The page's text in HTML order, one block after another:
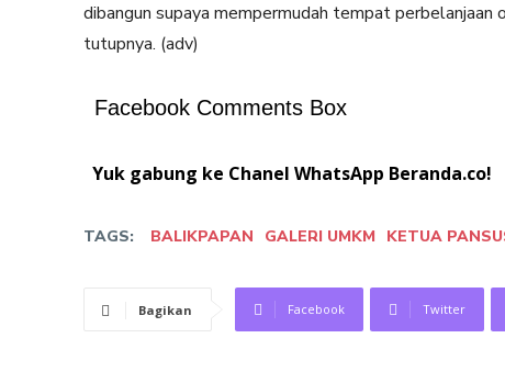
dibangun supaya mempermudah tempat
tutupnya. (adv)
Facebook Comments Box
Yuk gabung ke Chanel WhatsApp Beranda.co!
TAGS: BALIKPAPAN GALERI UMKM KETUA
Bagikan Facebook Twitter